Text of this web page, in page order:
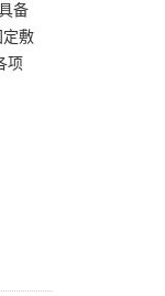
备
定敷
项